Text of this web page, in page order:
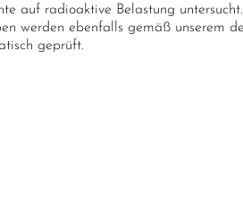
auf radioaktive Belastung
werden ebenfalls gemäß unserem
geprüft.